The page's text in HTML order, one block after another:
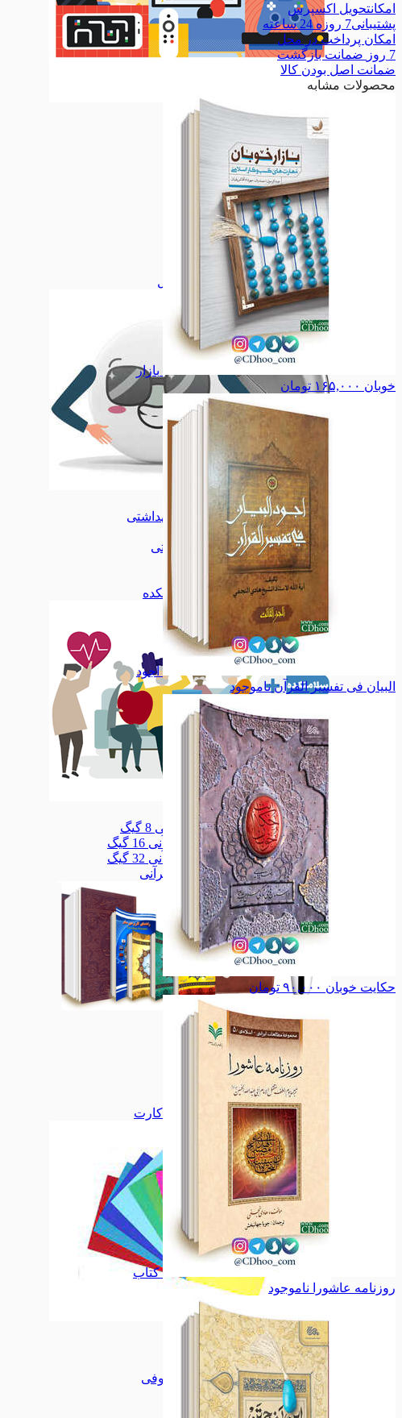
سرگرمی سرگرمی
نیایش نیایش
معصومین معصومین
امامزادگان امامزادگان
حدیث حدیث
اجتماعی اجتماعی
مناسبت ها مناسبت ها
شخصیت ها شخصیت ها
ملی ملی
فانتزی فانتزی
همه دسته بندی های پیکسل
پیکسل پیکسل
آرایشی بهداشتی آرایشی بهداشتی
اقلام آرایشی اقلام آرایشی
اقلام بهداشتی اقلام بهداشتی
داروی گیاهی داروی گیاهی
آرد و سویق آرد و سویق
همه دسته بندی های سلامتکده
سلامتکده سلامتکده
قلم قرآنی 8 گیگ
قلم قرآنی 8 گیگ
قلم قرآنی 16 گیگ
قلم قرآنی 16 گیگ
قلم قرآنی 32 گیگ
قلم قرآنی 32 گیگ
همه دسته بندی های قلم قرآنی
قلم قرآنی قلم قرآنی
مذهبی مذهبی
خانواده خانواده
دفاع مقدس دفاع مقدس
اجتماعی
اجتماعی
سیاسی سیاسی
همه دسته بندی های فلش کارت
فلش کارت فلش کارت
تابلو کاشی تابلو کاشی
مجموعه جلا مجموعه جلا
مجموعه کوفی مجموعه کوفی
میناکاری میناکاری
طرح ویژه
طرح ویژه
امکانتحویل اکسپرس
پشتیبانی7 روزه 24 ساعته
امکان پرداخت در محل
7 روز
ضمانت بازگشت
ضمانت اصل بودن کالا
محصولات مشابه
بازار
خوبان ۱۶۵,۰۰۰ تومان
اجود
البیان فی تفسیر القرآن ناموجود
حکایت خوبان ۹۰,۰۰۰ تومان
کتاب
روزنامه عاشورا
ناموجود